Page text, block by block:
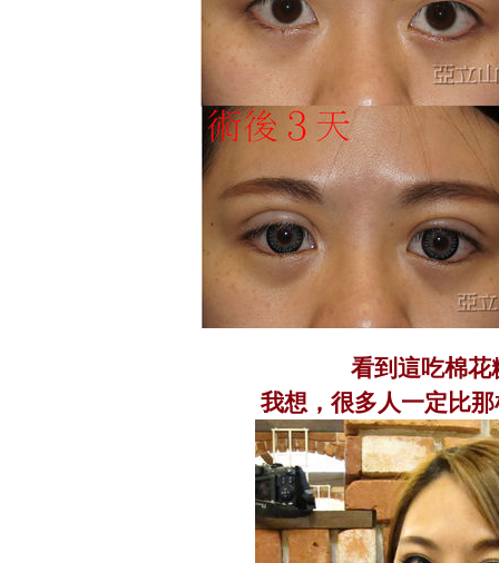
看到這吃棉花
我想，很多人一定比